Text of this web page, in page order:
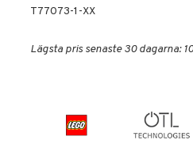
T77073-1-XX
Lägsta pris senaste 30 dagarna: